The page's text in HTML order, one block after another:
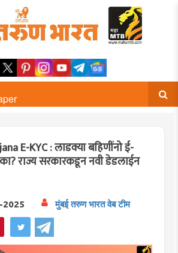
E-KYC : लाडक्या बहिणींनो ई-
राज्य सरकारकडून नवी डेडलाईन
2025 मुंबई तरुण भारत वेब टीम